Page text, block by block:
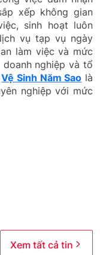
xếp không gian
sinh hoạt luôn
vụ tạp vụ ngày
làm việc và mức
nghiệp và tổ
Vệ Sinh Năm Sao là
nghiệp với mức
Xem tất cả tin